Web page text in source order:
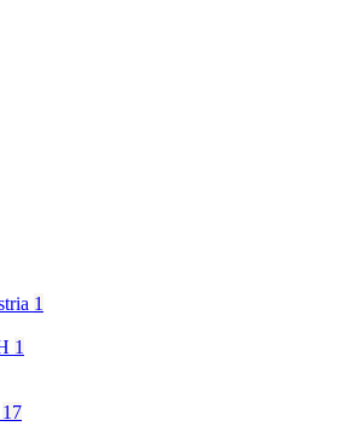
1
1
17